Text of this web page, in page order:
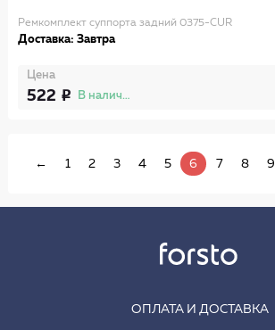
Ремкомплект суппорта задний 0375-CUR
Доставка: Завтра
Цена
522 В наличии
← 1 2 3 4 5 6 7 8 9
ОПЛАТА И ДОСТАВКА